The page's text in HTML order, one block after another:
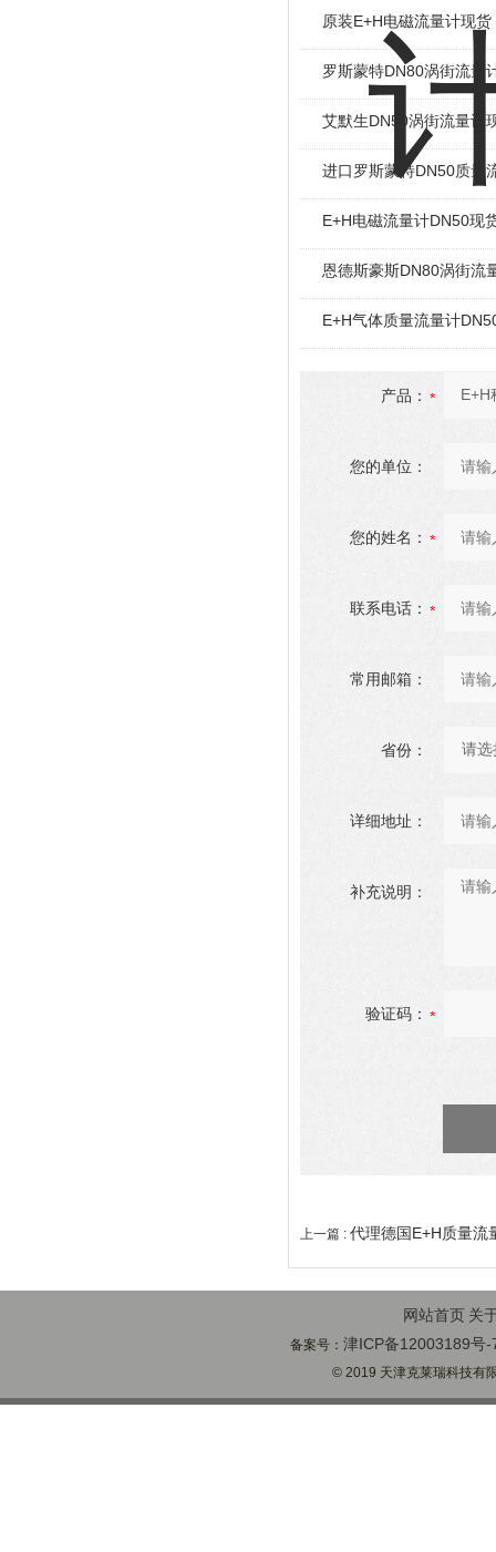
原装E+H电磁流量计现货
罗斯蒙特DN80涡街流量
艾默生DN50涡街流量计
进口罗斯蒙特DN50质量
E+H电磁流量计DN50现
恩德斯豪斯DN80涡街流
E+H气体质量流量计
产品：
您的单位：
您的姓名：
联系电话：
常用邮箱：
省份：
详细地址：
补充说明：
验证码：
上一篇 : 代理德国E+H质量流
网站首页 关
备案号：津ICP备12003189号-
© 2019 天津克莱瑞科技有